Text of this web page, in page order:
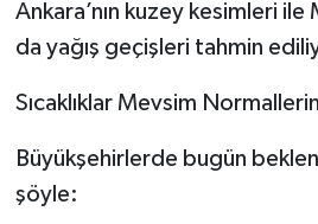
Ankara’nın kuzey kesimleri ile
da yağış geçişleri tahmin
Sıcaklıklar Mevsim
Büyükşehirlerde bugün
şöyle: